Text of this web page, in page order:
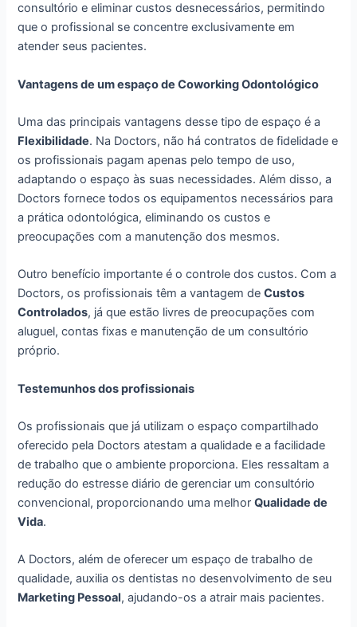
consultório e eliminar custos desnecessários, permitindo
que o profissional se concentre exclusivamente em
atender seus pacientes.
Vantagens de um espaço de Coworking Odontológico
Uma das principais vantagens desse tipo de espaço é a
Flexibilidade. Na Doctors, não há contratos de fidelidade e
os profissionais pagam apenas pelo tempo de uso,
adaptando o espaço às suas necessidades. Além disso, a
Doctors fornece todos os equipamentos necessários para
a prática odontológica, eliminando os custos e
preocupações com a manutenção dos mesmos.
Outro benefício importante é o controle dos custos. Com a
Doctors, os profissionais têm a vantagem deCustos
Controlados, já que estão livres de preocupações com
aluguel, contas fixas e manutenção de um consultório
próprio.
Testemunhos dos profissionais
Os profissionais que já utilizam o espaço compartilhado
oferecido pela Doctors atestam a qualidade e a facilidade
de trabalho que o ambiente proporciona. Eles ressaltam a
redução do estresse diário de gerenciar um consultório
convencional, proporcionando uma melhorQualidade de
Vida.
A Doctors, além de oferecer um espaço de trabalho de
qualidade, auxilia os dentistas no desenvolvimento de seu
Marketing Pessoal, ajudando-os a atrair mais pacientes.